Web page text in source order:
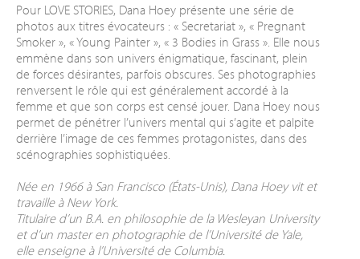
Pour LOVE STORIES, Dana Hoey présente une série de
photos aux titres évocateurs : « Secretariat », « Pregnant
Smoker », « Young Painter », « 3 Bodies in Grass ». Elle nous
emmène dans son univers énigmatique, fascinant, plein
de forces désirantes, parfois obscures. Ses photographies
renversent le rôle qui est généralement accordé à la
femme et que son corps est censé jouer. Dana Hoey nous
permet de pénétrer l’univers mental qui s’agite et palpite
derrière l’image de ces femmes protagonistes, dans des
scénographies sophistiquées.
Née en 1966 à San Francisco (États-Unis), Dana Hoey vit et
travaille à New York.
Titulaire d’un B.A. en philosophie de la Wesleyan University
et d’un master en photographie de l’Université de Yale,
elle enseigne à l’Université de Columbia.